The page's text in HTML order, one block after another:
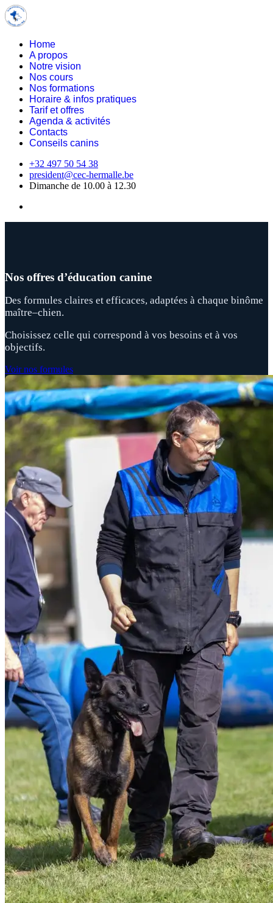
Home
A propos
Notre vision
Nos cours
Nos formations
Horaire & infos pratiques
Tarif et offres
Agenda & activités
Contacts
Conseils canins
+32 497 50 54 38
president@cec-hermalle.be
Dimanche de 10.00 à 12.30
Nos offres d’éducation canine
Des formules claires et efficaces, adaptées à chaque binôme
maître–chien.
Choisissez celle qui correspond à vos besoins et à vos
objectifs.
Voir nos formules